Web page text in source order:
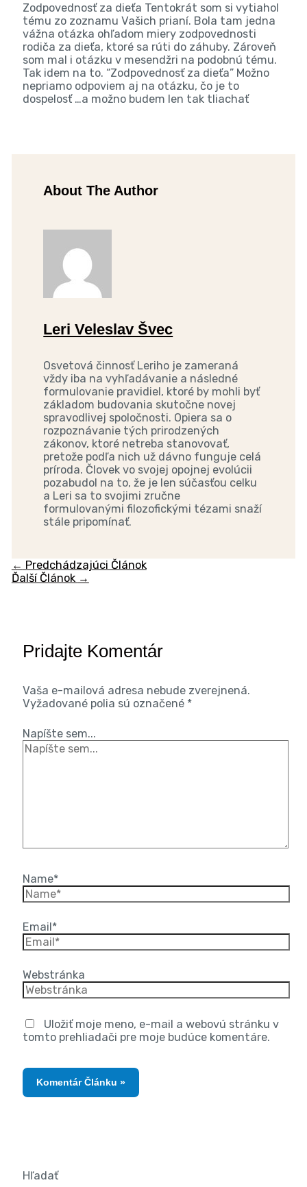
Zodpovednosť za dieťa Tentokrát som si vytiahol
tému zo zoznamu Vašich prianí. Bola tam jedna
vážna otázka ohľadom miery zodpovednosti
rodiča za dieťa, ktoré sa rúti do záhuby. Zároveň
som mal i otázku v mesendžri na podobnú tému.
Tak idem na to. “Zodpovednosť za dieťa” Možno
nepriamo odpoviem aj na otázku, čo je to
dospelosť …a možno budem len tak tliachať
About The Author
Leri Veleslav Švec
Osvetová činnosť Leriho je zameraná
vždy iba na vyhľadávanie a následné
formulovanie pravidiel, ktoré by mohli byť
základom budovania skutočne novej
spravodlivej spoločnosti. Opiera sa o
rozpoznávanie tých prirodzených
zákonov, ktoré netreba stanovovať,
pretože podľa nich už dávno funguje celá
príroda. Človek vo svojej opojnej evolúcii
pozabudol na to, že je len súčasťou celku
a Leri sa to svojimi zručne
formulovanými filozofickými tézami snaží
stále pripomínať.
← Predchádzajúci Článok
Ďalší Článok →
Pridajte Komentár
Vaša e-mailová adresa nebude zverejnená.
Vyžadované polia sú označené *
Napíšte sem...
Name*
Email*
Webstránka
Uložiť moje meno, e-mail a webovú stránku v
tomto prehliadači pre moje budúce komentáre.
Hľadať